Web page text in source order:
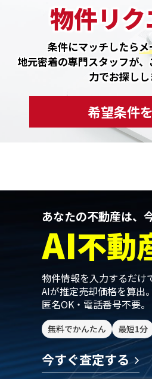
物件リ
条件にマッチしたらメ
地元密着の専門スタッフが
力でお探しし
希望条件
あなたの不動産は、
AI不動
物件情報を入力するだけ
AIが推定売却価格を算出。
匿名OK・電話番号不要。
無料でかんたん 最短1分
今すぐ査定する